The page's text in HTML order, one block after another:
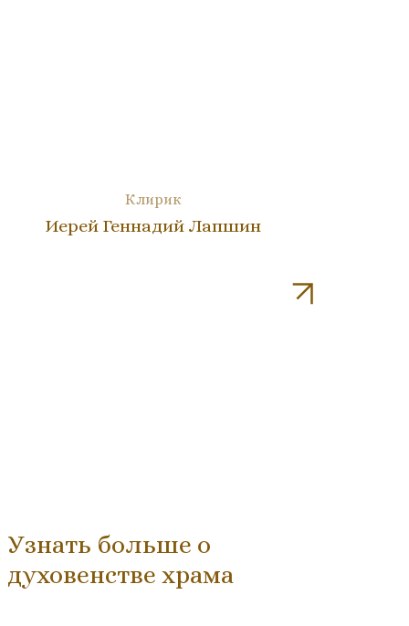
Клирик
Иерей Геннадий Лапшин
Узнать больше о
духовенстве храма